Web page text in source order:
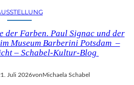
der Farben. Paul Signac und der
Museum Barberini Potsdam –
– Schabel-Kultur-Blog
Juli 2026vonMichaela Schabel